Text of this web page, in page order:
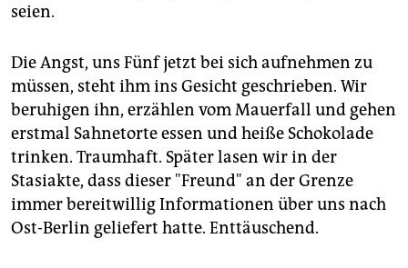
seien.
Die Angst, uns Fünf jetzt bei sich aufnehmen zu
müssen, steht ihm ins Gesicht geschrieben. Wir
beruhigen ihn, erzählen vom Mauerfall und gehen
erstmal Sahnetorte essen und heiße Schokolade
trinken. Traumhaft. Später lasen wir in der
Stasiakte, dass dieser "Freund" an der Grenze
immer bereitwillig Informationen über uns nach
Ost-Berlin geliefert hatte. Enttäuschend.